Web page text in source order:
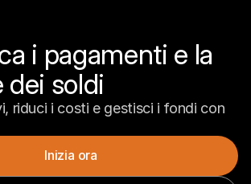
i pagamenti e la
dei soldi
riduci i costi e gestisci i fondi con
Inizia ora